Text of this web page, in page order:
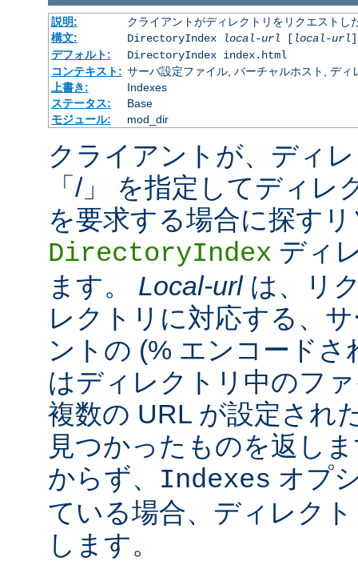
説明:
クライアントがディレクトリをリクエストし
構文:
DirectoryIndex local-url [ local-url
デフォルト:
DirectoryIndex index.html
コンテキスト: サーバ設定ファイル, バーチャルホスト, ディ
上書き:
Indexes
ステータス:
Base
モジュール:
mod_dir
クライアントが、ディ
「/」 を指定してディ
を要求する場合に探す
DirectoryIndex ディ
ます。 Local-urlは、リ
レクトリに対応する、
ントの (% エンコードさ
はディレクトリ中のフ
複数の URL が設定され
見つかったものを返し
からず、 Indexes オプ
ている場合、ディレク
します。